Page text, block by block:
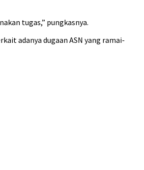
tugas,” pungkasnya.
adanya dugaan ASN yang ramai-